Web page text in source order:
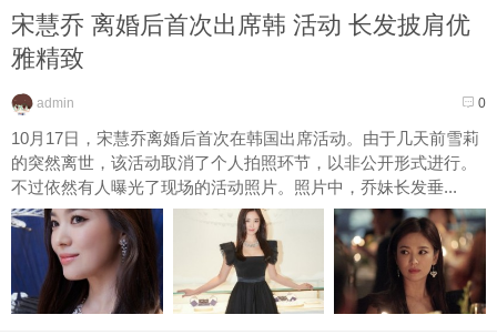
宋慧乔 离婚后首次出席韩 活动 长发披肩优
雅精致
0
admin
10月17日，宋慧乔离婚后首次在韩国出席活动。由于几天前雪莉
的突然离世，该活动取消了个人拍照环节，以非公开形式进行。
不过依然有人曝光了现场的活动照片。照片中，乔妹长发垂...